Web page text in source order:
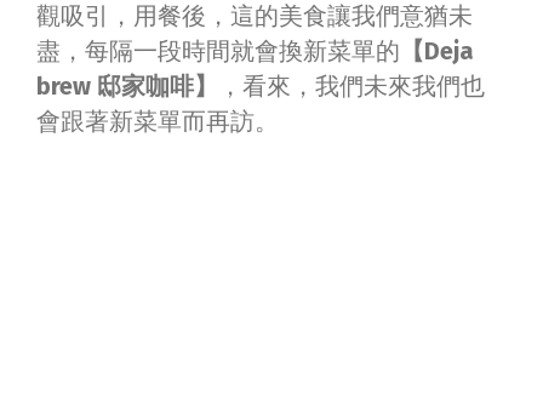
觀吸引，用餐後，這的美食讓我們意猶未
盡，每隔一段時間就會換新菜單的 【Deja
brew 邸家咖啡】
，看來，我們未來我們也
會跟著新菜單而再訪。